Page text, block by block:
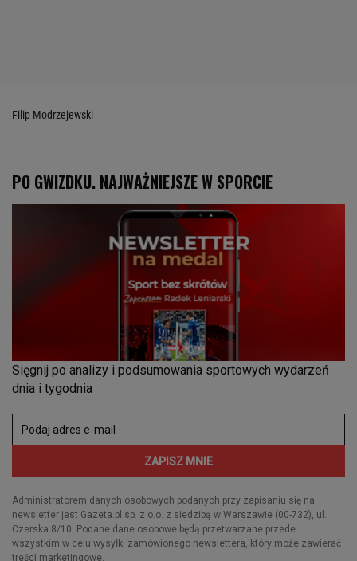
Filip Modrzejewski